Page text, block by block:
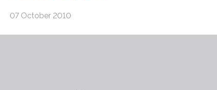
07 October 2010